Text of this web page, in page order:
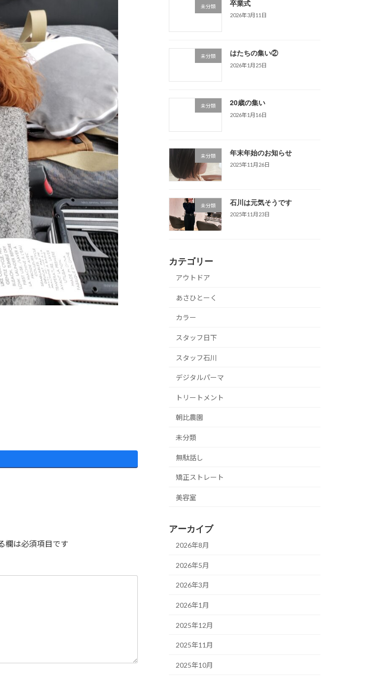
欄は必須項目です
未分類 卒業式
2026年3月11日
未分類 はたちの集い②
2026年1月25日
未分類 20歳の集い
2026年1月16日
未分類 年末年始のお知らせ
2025年11月26日
未分類 石川は元気そうです
2025年11月23日
カテゴリー
アウトドア
あさひとーく
カラー
スタッフ日下
スタッフ石川
デジタルパーマ
トリートメント
朝比農園
未分類
無駄話し
矯正ストレート
美容室
アーカイブ
2026年8月
2026年5月
2026年3月
2026年1月
2025年12月
2025年11月
2025年10月